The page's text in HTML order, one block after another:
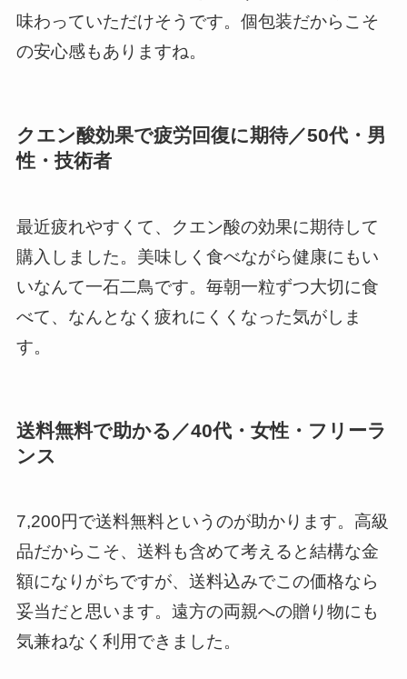
味わっていただけそうです。個包装だからこそ
の安心感もありますね。
クエン酸効果で疲労回復に期待／50代・男
性・技術者
最近疲れやすくて、クエン酸の効果に期待して
購入しました。美味しく食べながら健康にもい
いなんて一石二鳥です。毎朝一粒ずつ大切に食
べて、なんとなく疲れにくくなった気がしま
す。
送料無料で助かる／40代・女性・フリーラ
ンス
7,200円で送料無料というのが助かります。高級
品だからこそ、送料も含めて考えると結構な金
額になりがちですが、送料込みでこの価格なら
妥当だと思います。遠方の両親への贈り物にも
気兼ねなく利用できました。